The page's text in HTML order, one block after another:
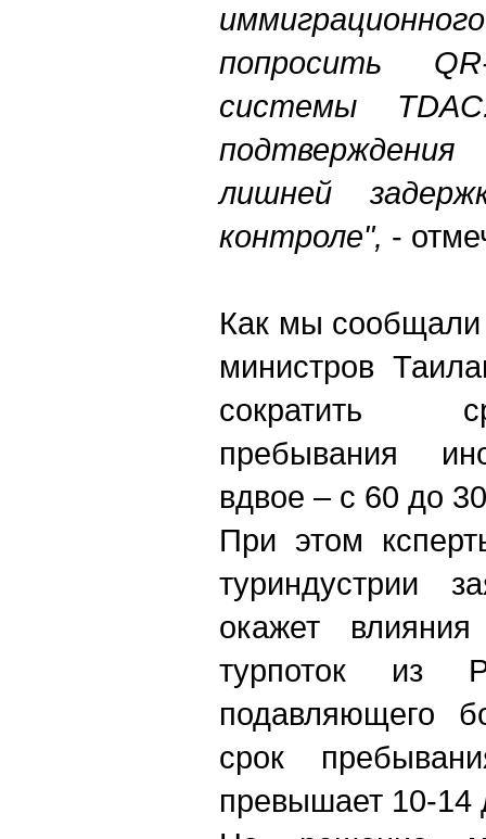
попросить
системы
лишней
контроле", -
Как мы сообщали
министров
сократить
пребывания
вдвое – с 60 до
При этом
туриндустрии
окажет
турпоток
подавляющего
срок
превышает 10-14